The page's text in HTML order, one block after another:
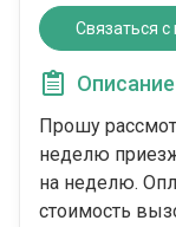
Связаться
Описание
Прошу
неделю
на неделю.
стоимость